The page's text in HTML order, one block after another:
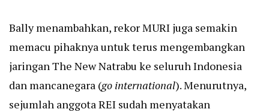
Bally menambahkan, rekor MURI juga semakin
memacu pihaknya untuk terus mengembangkan
jaringan The New Natrabu ke seluruh Indonesia
dan mancanegara (go international). Menurutnya,
sejumlah anggota REI sudah menyatakan